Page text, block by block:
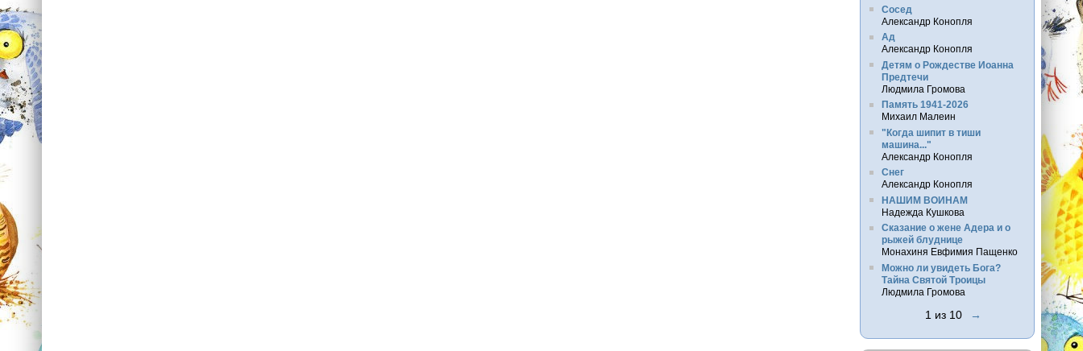
Сосед
Александр Конопля
Ад
Александр Конопля
Детям о Рождестве Иоанна
Предтечи
Людмила Громова
Память 1941-2026
Михаил Малеин
"Когда шипит в тиши
машина..."
Александр Конопля
Снег
Александр Конопля
НАШИМ ВОИНАМ
Надежда Кушкова
Сказание о жене Адера и о
рыжей блуднице
Монахиня Евфимия Пащенко
Можно ли увидеть Бога?
Тайна Святой Троицы
Людмила Громова
1 из 10 →